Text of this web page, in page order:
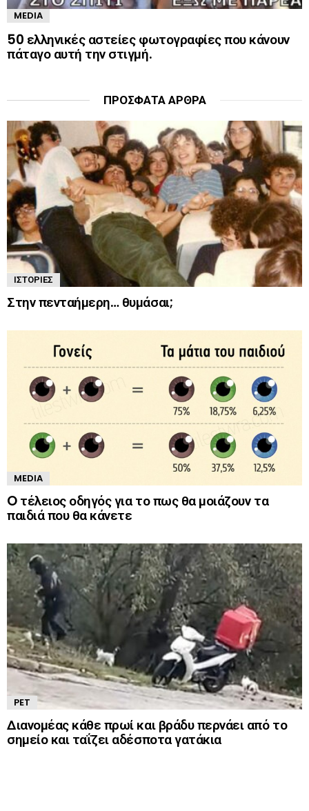
MEDIA
50 ελληνικές αστείες φωτογραφίες που κάνουν
πάταγο αυτή την στιγμή.
ΠΡΌΣΦΑΤΑ ΆΡΘΡΑ
ΙΣΤΟΡΊΕΣ
Στην πενταήμερη… θυμάσαι;
MEDIA
O τέλειος οδηγός για το πως θα μοιάζουν τα
παιδιά που θα κάνετε
PET
Διανομέας κάθε πρωί και βράδυ περνάει από το
σημείο και ταΐζει αδέσποτα γατάκια